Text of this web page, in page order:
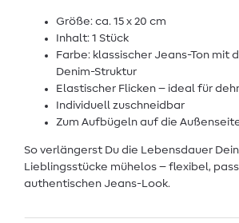
Größe: ca. 15 x 20 cm
Inhalt: 1 Stück
Farbe: klassischer Jeans-Ton mit
Denim-Struktur
Elastischer Flicken – ideal für
Individuell zuschneidbar
Zum Aufbügeln auf die
So verlängerst Du die Lebensdauer
Lieblingsstücke mühelos – flexibel,
authentischen Jeans-Look.